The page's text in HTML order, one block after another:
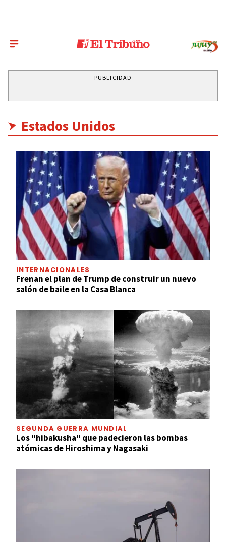
PUBLICIDAD
Estados Unidos
INTERNACIONALES
Frenan el plan de Trump de construir un nuevo
salón de baile en la Casa Blanca
SEGUNDA GUERRA MUNDIAL
Los "hibakusha" que padecieron las bombas
atómicas de Hiroshima y Nagasaki